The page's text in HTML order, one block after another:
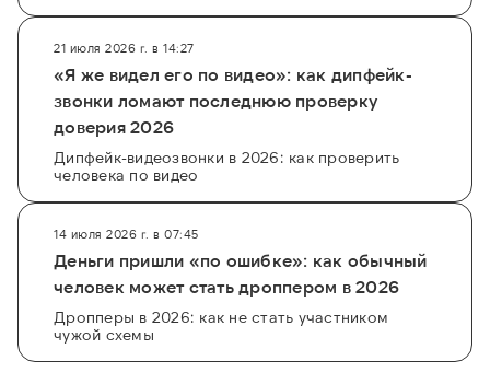
21 июля 2026 г. в 14:27
«Я же видел его по видео»: как дипфейк-
звонки ломают последнюю проверку
доверия 2026
Дипфейк-видеозвонки в 2026: как проверить
человека по видео
14 июля 2026 г. в 07:45
Деньги пришли «по ошибке»: как обычный
человек может стать дроппером в 2026
Дропперы в 2026: как не стать участником
чужой схемы